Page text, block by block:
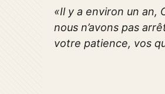
«Il y a environ un an,
nous n’avons pas
votre patience, vos